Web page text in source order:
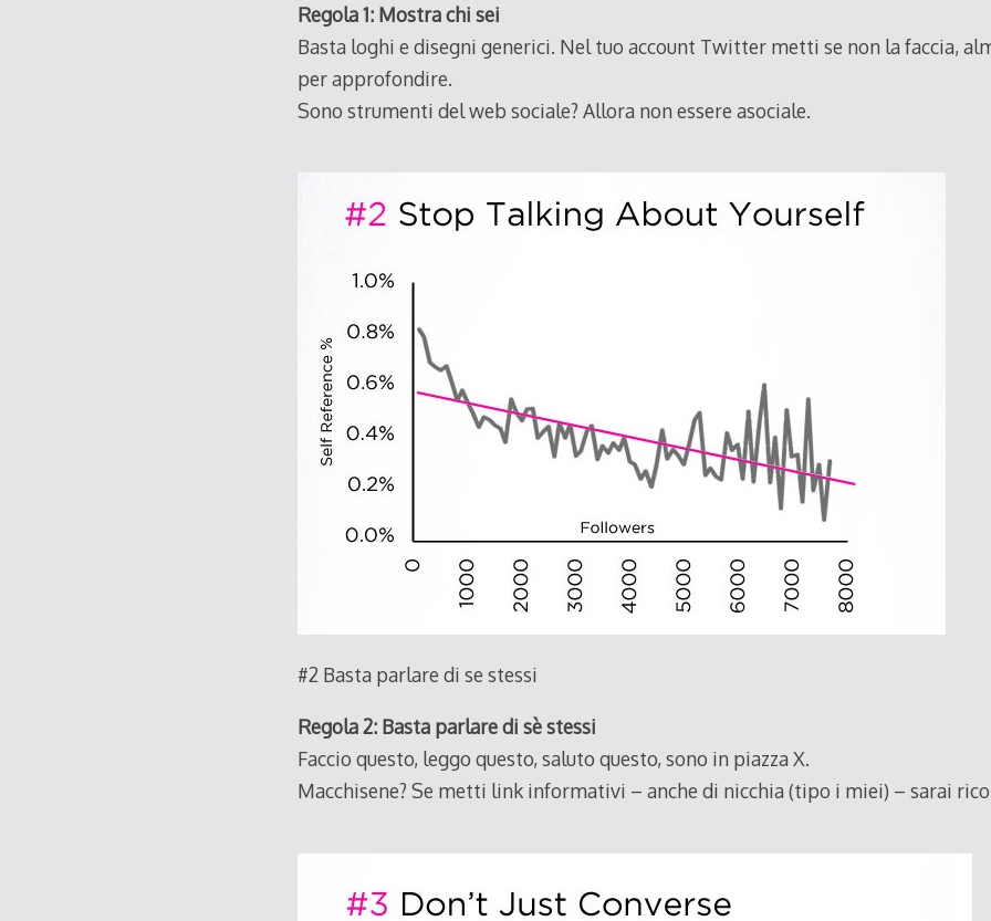
Regola 1: Mostra chi sei
Basta loghi e disegni generici. Nel tuo account Twitter metti se non la faccia,
per approfondire.
Sono strumenti del web sociale? Allora non essere asociale.
#2 Basta parlare di se stessi
Regola 2: Basta parlare di sè stessi
Faccio questo, leggo questo, saluto questo, sono in piazza X.
Macchisene? Se metti link informativi – anche di nicchia (tipo i miei) – sarai